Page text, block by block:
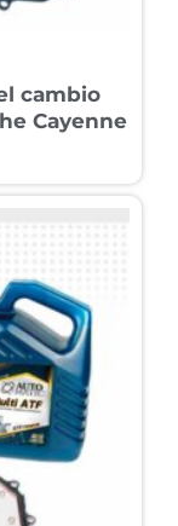
cambio
Cayenne